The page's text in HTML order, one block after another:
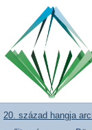
szerint
20. század
20. század hangja